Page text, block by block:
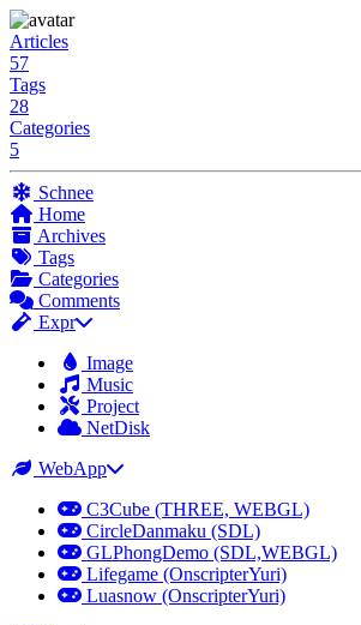
Articles
57
Tags
28
Categories
5
Schnee
Home
Archives
Tags
Categories
Comments
Expr
Image
Music
Project
NetDisk
WebApp
C3Cube (THREE, WEBGL)
CircleDanmaku (SDL)
GLPhongDemo (SDL,WEBGL)
Lifegame (OnscripterYuri)
Luasnow (OnscripterYuri)